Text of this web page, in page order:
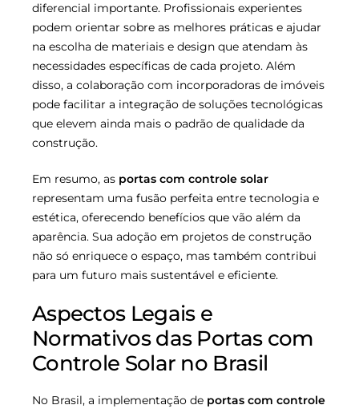
diferencial importante. Profissionais experientes
podem orientar sobre as melhores práticas e ajudar
na escolha de materiais e design que atendam às
necessidades específicas de cada projeto. Além
disso, a colaboração com incorporadoras de imóveis
pode facilitar a integração de soluções tecnológicas
que elevem ainda mais o padrão de qualidade da
construção.
Em resumo, as portas com controle solar
representam uma fusão perfeita entre tecnologia e
estética, oferecendo benefícios que vão além da
aparência. Sua adoção em projetos de construção
não só enriquece o espaço, mas também contribui
para um futuro mais sustentável e eficiente.
Aspectos Legais e
Normativos das Portas com
Controle Solar no Brasil
No Brasil, a implementação de portas com controle